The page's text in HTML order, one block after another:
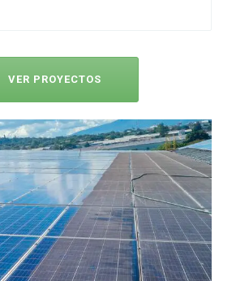
VER PROYECTOS